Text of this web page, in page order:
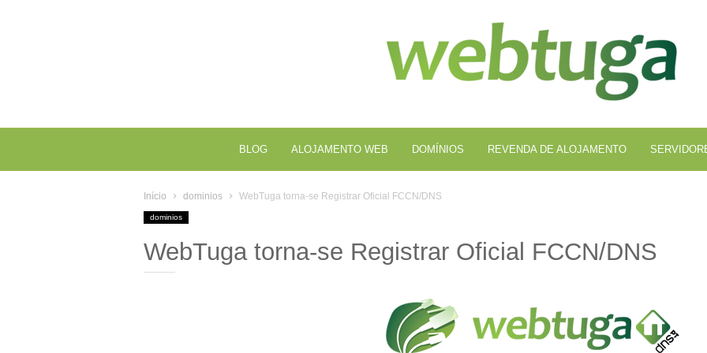
BLOG ALOJAMENTO WEB DOMÍNIOS REVENDA DE ALOJAMENTO
Início dominios WebTuga torna-se Registrar Oficial FCCN/DNS
dominios
WebTuga torna-se Registrar Oficial FCCN/DNS